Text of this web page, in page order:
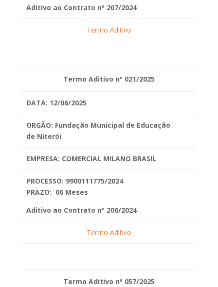
Aditivo ao Contrato nº 207/2024
Termo Aditivo
Termo Aditivo nº 021/2025
DATA: 12/06/2025
ORGÃO: Fundação Municipal de Educação
de Niterói
EMPRESA: COMERCIAL MILANO BRASIL
PROCESSO: 9900111775/2024
PRAZO: 06 Meses
Aditivo ao Contrato nº 206/2024
Termo Aditivo
Termo Aditivo nº 057/2025